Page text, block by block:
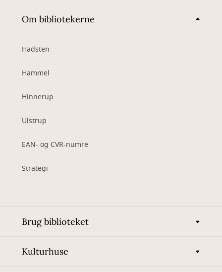
Om bibliotekerne
Hadsten
Hammel
Hinnerup
Ulstrup
EAN- og CVR-numre
Strategi
Brug biblioteket
Kulturhuse